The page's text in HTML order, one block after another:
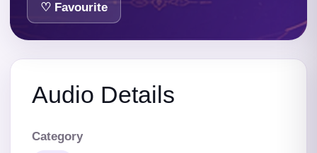
♡ Favourite
Audio Details
Category